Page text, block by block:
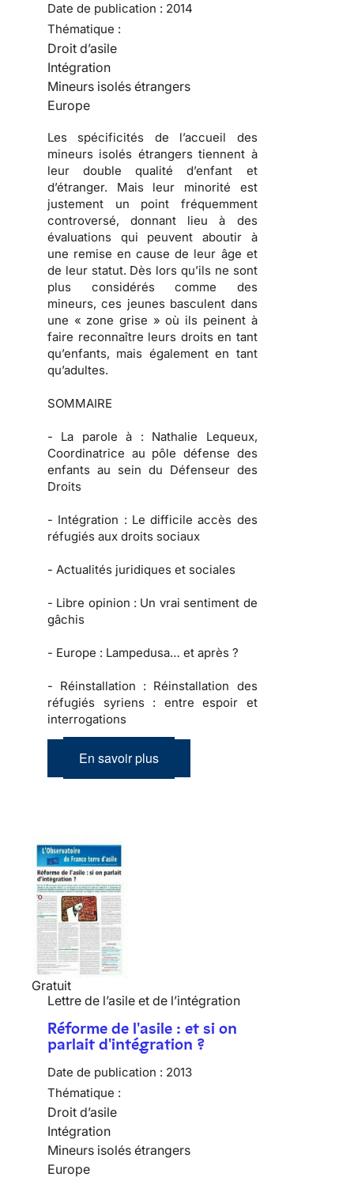
Date de publication : 2014
Thématique :
Droit d’asile
Intégration
Mineurs isolés étrangers
Europe
Les spécificités de l’accueil des
mineurs isolés étrangers tiennent à
leur double qualité d’enfant et
d’étranger. Mais leur minorité est
justement un point fréquemment
controversé, donnant lieu à des
évaluations qui peuvent aboutir à
une remise en cause de leur âge et
de leur statut. Dès lors qu’ils ne sont
plus considérés comme des
mineurs, ces jeunes basculent dans
une « zone grise » où ils peinent à
faire reconnaître leurs droits en tant
qu’enfants, mais également en tant
qu’adultes.
SOMMAIRE
- La parole à : Nathalie Lequeux,
Coordinatrice au pôle défense des
enfants au sein du Défenseur des
Droits
- Intégration : Le difficile accès des
réfugiés aux droits sociaux
- Actualités juridiques et sociales
- Libre opinion : Un vrai sentiment de
gâchis
- Europe : Lampedusa… et après ?
- Réinstallation : Réinstallation des
réfugiés syriens : entre espoir et
interrogations
En savoir plus
Gratuit
Lettre de l’asile et de l’intégration
Réforme de l'asile : et si on
parlait d'intégration ?
Date de publication : 2013
Thématique :
Droit d’asile
Intégration
Mineurs isolés étrangers
Europe